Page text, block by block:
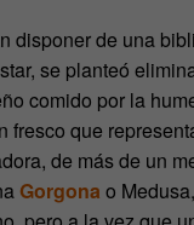
disponer de una
se planteó
comido por la
fresco que
de más de un
Gorgona o